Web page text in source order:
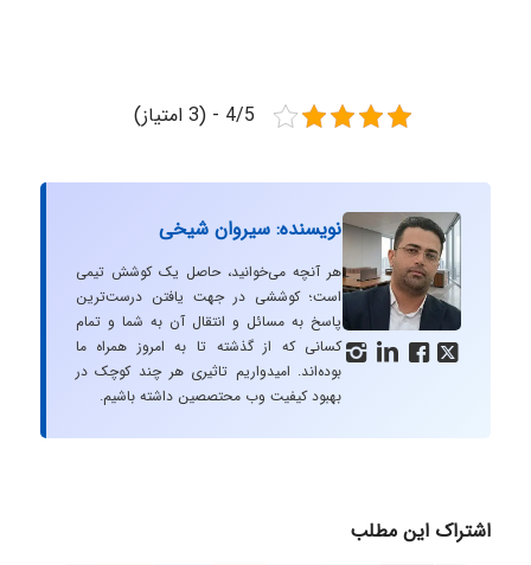
4/5 - (3 امتیاز)
   
نویسنده: سیروان شیخی
هر آنچه می‌خوانید، حاصل یک کوشش تیمی
است؛ کوششی در جهت یافتن درست‌ترین
پاسخ به مسائل و انتقال آن به شما و تمام
کسانی که از گذشته تا به امروز همراه ما
بوده‌اند. امیدواریم تاثیری هر چند کوچک در
بهبود کیفیت وب محتصصین داشته باشیم.
اشتراک این مطلب